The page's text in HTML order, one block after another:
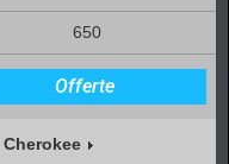
650
Offerte